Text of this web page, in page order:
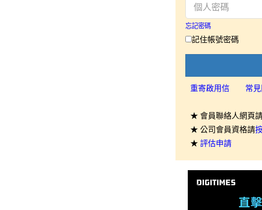
忘記密碼
記住帳號密碼
重寄啟用信 常
★ 會員聯絡人網頁
★ 公司會員資格請
★ 評估申請